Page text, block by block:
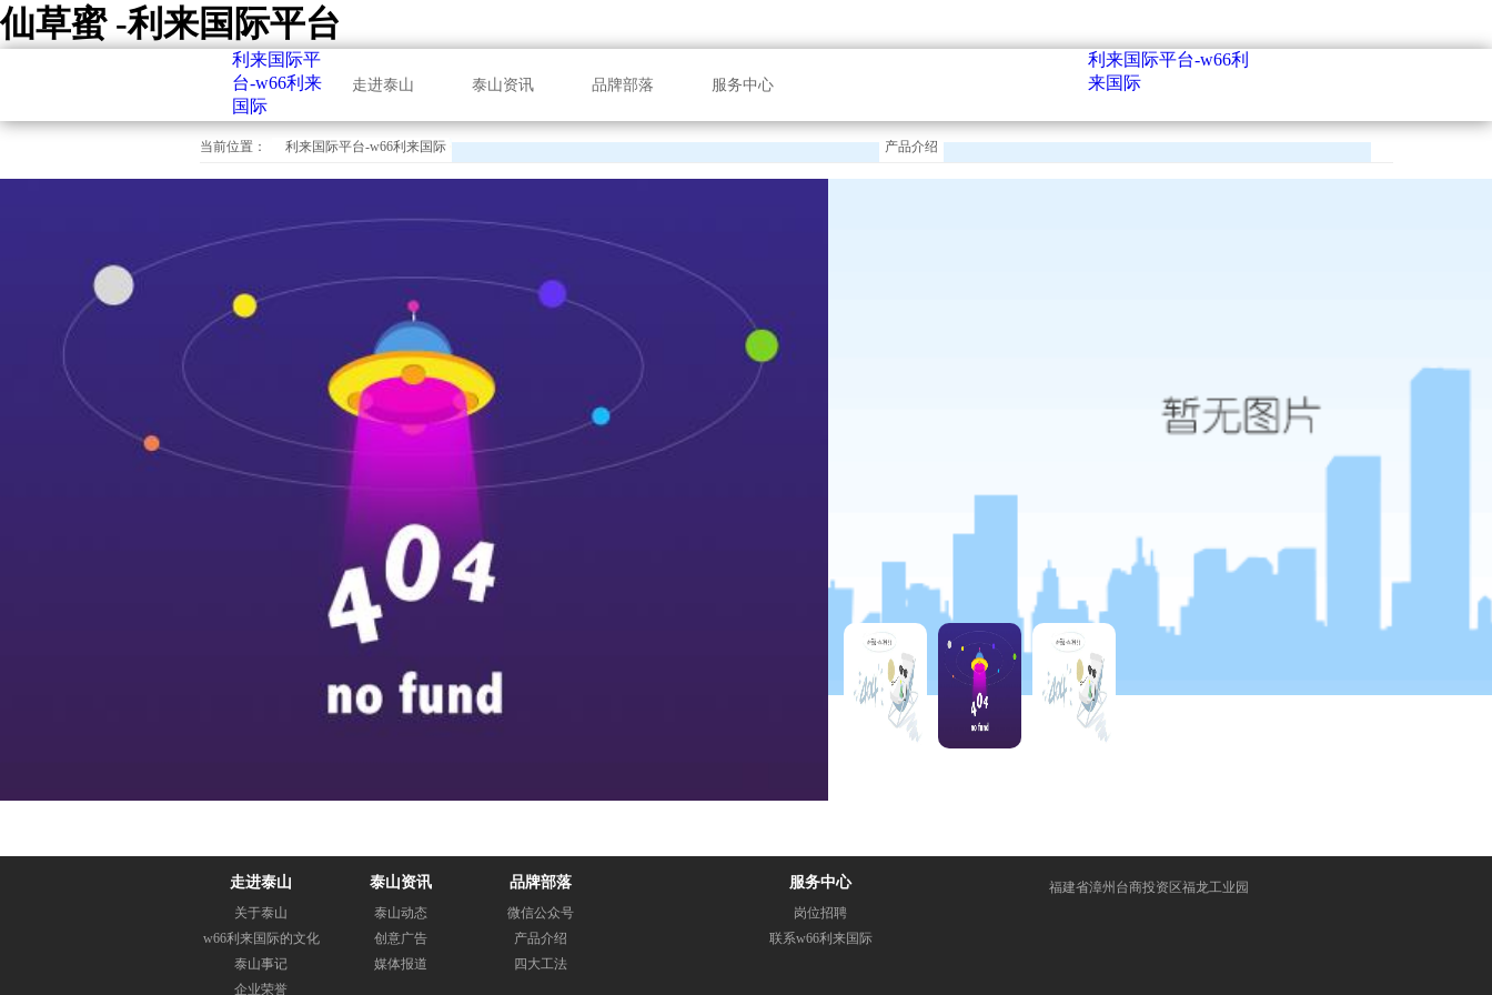
仙草蜜 -利来国际平台
利来国际平
台-w66利来
国际
走进泰山 泰山资讯 品牌部落 服务中心
利来国际平台-w66利
来国际
当前位置： 利来国际平台-w66利来国际 产品介绍
仙草蜜
走进泰山
关于泰山
w66利来国际的文化
泰山事记
企业荣誉
泰山资讯
泰山动态
创意广告
媒体报道
品牌部落
微信公众号
产品介绍
四大工法
服务中心
岗位招聘
联系w66利来国际
福建省漳州台商投资区福龙工业园